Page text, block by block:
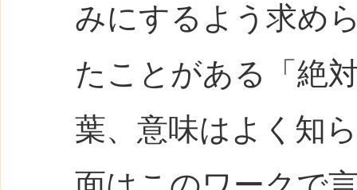
みにするよう求め
たことがある「絶
葉、意味はよく知